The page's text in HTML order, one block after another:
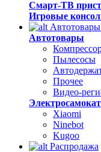
Смарт-ТВ
Игровые
Автотовары
Пылесосы
Прочее
Видео-
Xiaomi
Ninebot
Kugoo
Распродажа